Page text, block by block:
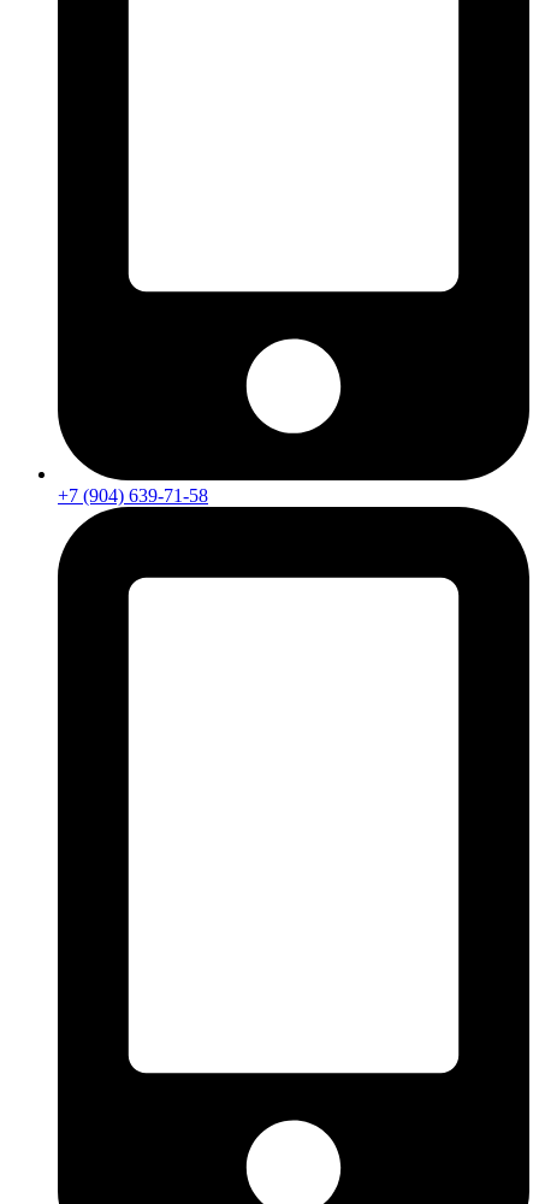
+7 (904) 639-71-58